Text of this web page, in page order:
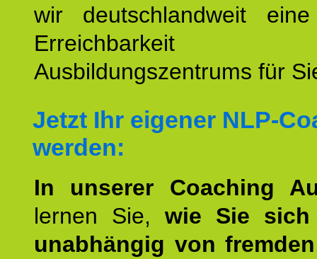
wir deutschlandweit
Erreichbarkeit
Ausbildungszentrums für
Jetzt Ihr eigener NLP-
werden:
In unserer Coaching
lernen Sie, wie Sie
unabhängig von